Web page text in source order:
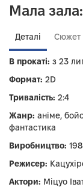
Мала зала:
Деталі Сюжет
В прокаті: з 23
Формат: 2D
Тривалість: 2:4
Жанр: аніме,
фантастика
Виробництво:
Режисер:
Актори: Міцуо